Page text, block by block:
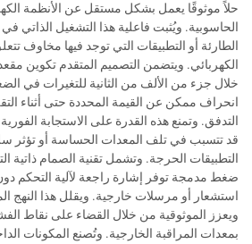
حلاً موثوقًا يعمل بشكل مستقل عن الأنظمة
الحاسوبية. ويُثبت فاعلية هذا التشغيل الذاتي في
الطارئة أو التطبيقات التي توجد فيها مخاوف
الكهربائي. ويتضمن التصميم المتقدم تكوين
خلال جزء من الألف من الثانية للتغيرات في
انحراف ممكن عن القيمة المحددة حتى أثناء
التدفق. وتمنع هذه القدرة على الاستجابة
قد تتسبب في تلف المعدات الحساسة أو تؤثر
التطبيقات الحرجة. وتشمل تقنية الصمام ذاتية
ضغط مدمجة توفر إشارة راجعة لآلية التحكم
استشعار أو مرسلات خارجية. ويقلل هذا النهج
ويعزز الموثوقية من خلال القضاء على نقاط
بمعدات المراقبة الخارجية. وتُصنع المكونات